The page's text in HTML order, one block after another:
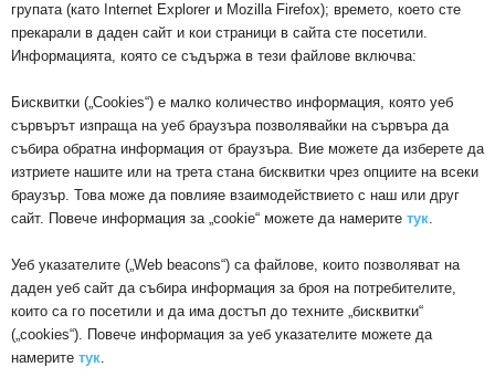
групата (като Internet Explorer и Mozilla Firefox); времето, което сте
прекарали в даден сайт и кои страници в сайта сте посетили.
Информацията, която се съдържа в тези файлове включва:
Бисквитки („Cookies“) е малко количество информация, която уеб
сървърът изпраща на уеб браузъра позволявайки на сървъра да
събира обратна информация от браузъра. Вие можете да изберете да
изтриете нашите или на трета стана бисквитки чрез опциите на всеки
браузър. Това може да повлияе взаимодействието с наш или друг
сайт. Повече информация за „cookie“ можете да намерите тук.
Уеб указателите („Web beacons“) са файлове, които позволяват на
даден уеб сайт да събира информация за броя на потребителите,
които са го посетили и да има достъп до техните „бисквитки“
(„cookies“). Повече информация за уеб указателите можете да
намерите тук.